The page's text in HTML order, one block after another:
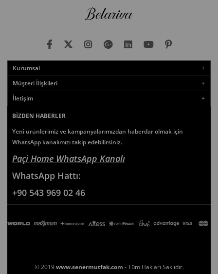
Kurumsal
Müşteri İlişkileri
İletişim
BIZDEN HABERLER
Yeni ürünlerimiz ve kampanyalarımızdan haberdar olmak için
WhatsApp kanalımızı takip edebilirsiniz.
Paçi Home WhatsApp Kanalı
WhatsApp Hattı:
+90 543 969 02 46
© 2019www.senermutfak.com - Tüm Hakları Saklıdır.